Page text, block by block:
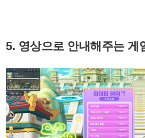
5. 영상으로 안내해주는 게